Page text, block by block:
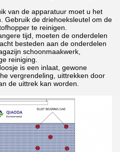
van de apparatuur moet u het
Gebruik de driehoeksleutel om de
te reinigen.
tijd, moeten de onderdelen
besteden aan de onderdelen
schoonmaakwerk,
reiniging.
is een inlaat, gewone
vergrendeling, uittrekken door
de uittrek kan worden.